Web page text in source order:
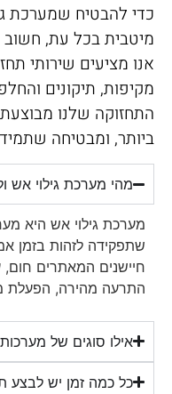
כדי להבטיח שמערכת
מיטבית בכל עת,
אנו מציעים שירותי
מקיפות, תיקונים
התחזוקה שלנו
ביותר, ומבטיחה שתמיד
מהי מערכת גילוי אש
מערכת גילוי אש היא
שתפקידה לזהות בזמן
חיישנים המאתרים
התרעה מהירה, הפעלת
אילו סוגים של
כל כמה זמן יש לבצע